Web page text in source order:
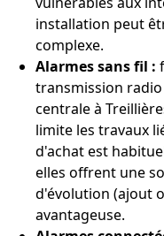
installation peut
complexe.
Alarmes sans fil :
transmission
centrale à
limite les travaux
d'achat est
elles offrent une
d'évolution (ajout
avantageuse.